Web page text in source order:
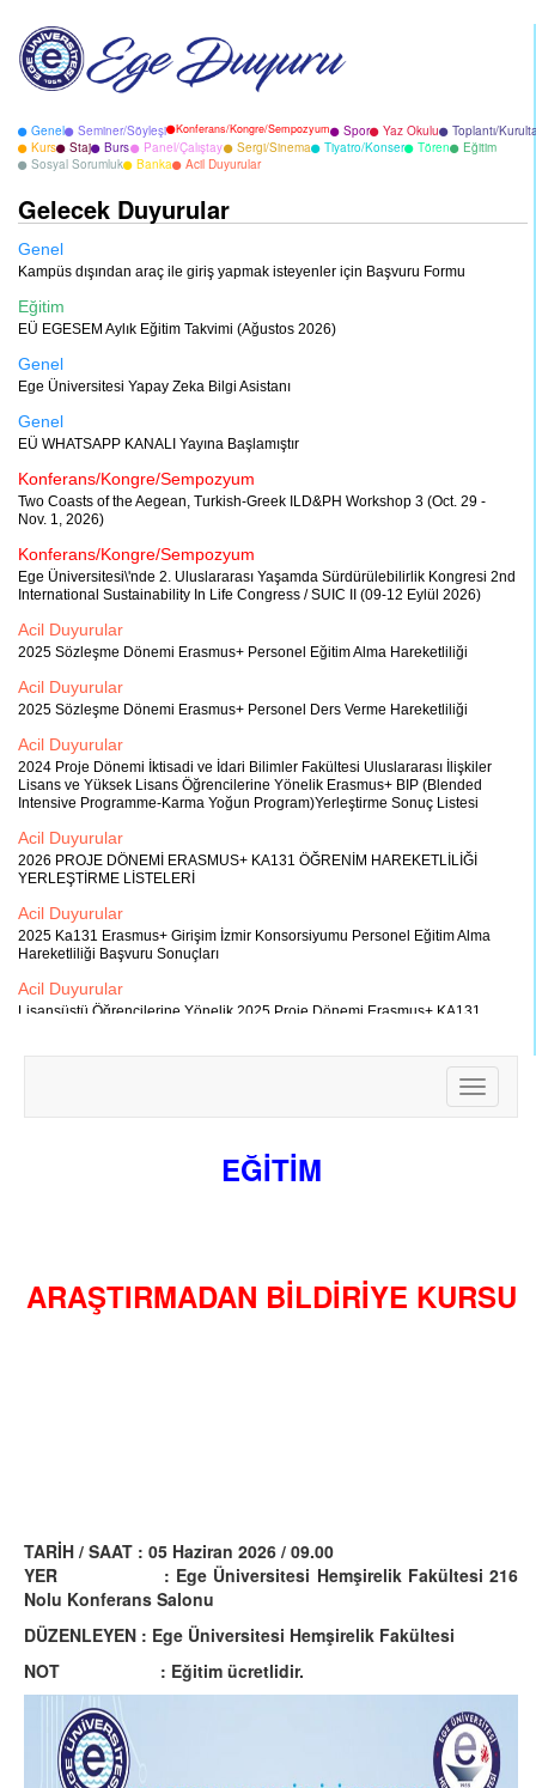
Genel Seminer/Söyleşi Konferans/Kongre/Sempozyum Spor Yaz Okulu
Toplantı/
Kurs
Staj Burs Panel/Çalıştay Sergi/Sinema Tiyatro/Konser Tören
Eğitim
Sosyal Sorumluk
Banka Acil Duyurular
Gelecek Duyurular
Genel
Kampüs dışından araç ile giriş yapmak isteyenler için Başvuru Formu
Eğitim
EÜ EGESEM Aylık Eğitim Takvimi (Ağustos 2026)
Genel
Ege Üniversitesi Yapay Zeka Bilgi Asistanı
Genel
EÜ WHATSAPP KANALI Yayına Başlamıştır
Konferans/Kongre/Sempozyum
Two Coasts of the Aegean, Turkish-Greek ILD&PH Workshop 3 (Oct. 29 -
Nov. 1, 2026)
Konferans/Kongre/Sempozyum
Ege Üniversitesi\'nde 2. Uluslararası Yaşamda Sürdürülebilirlik Kongresi 2nd
International Sustainability In Life Congress / SUIC II (09-12 Eylül 2026)
Acil Duyurular
2025 Sözleşme Dönemi Erasmus+ Personel Eğitim Alma Hareketliliği
Acil Duyurular
2025 Sözleşme Dönemi Erasmus+ Personel Ders Verme Hareketliliği
Acil Duyurular
2024 Proje Dönemi İktisadi ve İdari Bilimler Fakültesi Uluslararası İlişkiler
Lisans ve Yüksek Lisans Öğrencilerine Yönelik Erasmus+ BIP (Blended
Intensive Programme-Karma Yoğun Program)Yerleştirme Sonuç Listesi
Acil Duyurular
2026 PROJE DÖNEMİ ERASMUS+ KA131 ÖĞRENİM HAREKETLİLİĞİ
YERLEŞTİRME LİSTELERİ
Acil Duyurular
2025 Ka131 Erasmus+ Girişim İzmir Konsorsiyumu Personel Eğitim Alma
Hareketliliği Başvuru Sonuçları
Acil Duyurular
Lisansüstü Öğrencilerine Yönelik 2025 Proje Dönemi Erasmus+ KA131
Toggle
EĞİTİM
ARAŞTIRMADAN BİLDİRİYE KURSU
TARİH / SAAT : 05 Haziran 2026 / 09.00
YER : Ege Üniversitesi Hemşirelik Fakültesi 216
Nolu Konferans Salonu
DÜZENLEYEN : Ege Üniversitesi Hemşirelik Fakültesi
NOT : Eğitim ücretlidir.